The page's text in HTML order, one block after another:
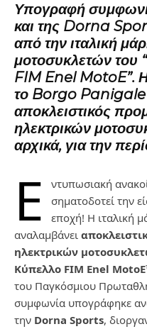
Υπογραφή
και της Dorna
από την ιταλική
μοτοσυκλετών του
FIM Enel MotoE”.
το Borgo Panigale
αποκλειστικός
ηλεκτρικών
αρχικά, για την
Ε ντυπωσιακή
σηματοδοτεί την
εποχή! Η ιταλική
αναλαμβάνει
ηλεκτρικών
Κύπελλο FIM Enel
του Παγκόσμιου
συμφωνία υπογράφηκε
την Dorna Sports,